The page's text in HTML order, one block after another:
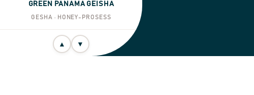
GREEN PANAMA GEISHA
GESHA · HONEY-PROSESS
▲ ▼